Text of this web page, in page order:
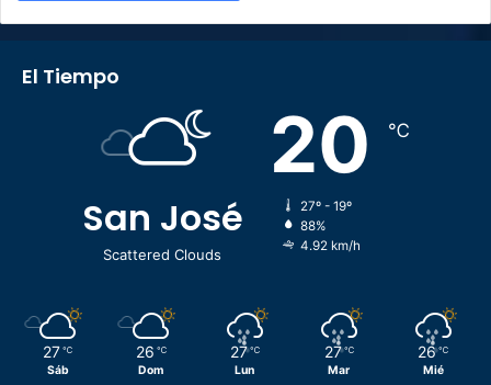
El Tiempo
San José
Scattered Clouds
20 ℃
27º - 19º
88%
4.92 km/h
27 ℃
Sáb
26 ℃
Dom
27 ℃
Lun
27 ℃
Mar
26 ℃
Mié